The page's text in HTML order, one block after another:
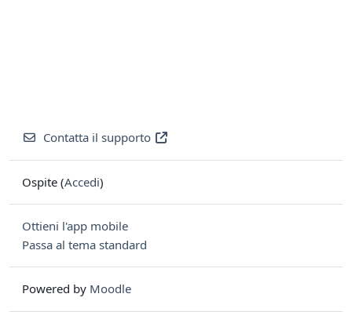
Contatta il supporto
Ospite (Accedi)
Ottieni l'app mobile
Passa al tema standard
Powered by Moodle